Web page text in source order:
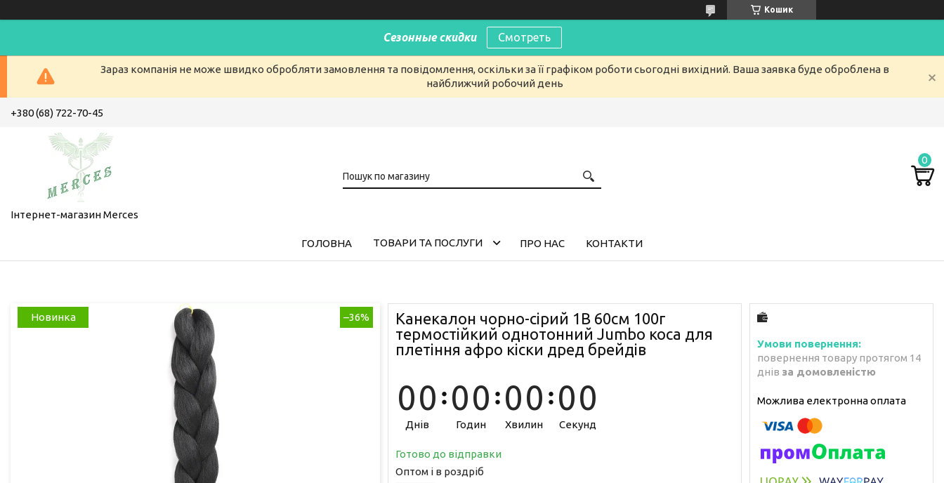
Кошик
Сезонные скидки Смотреть
Зараз компанія не може швидко обробляти замовлення та повідомлення, оскільки за її графіком роботи сьогодні вихідний. Ваша заявка буде оброблена в
найближчий робочий день
+380 (68) 722-70-45
Інтернет-магазин Merces
ГОЛОВНА ТОВАРИ ТА ПОСЛУГИ ПРО НАС КОНТАКТИ
Новинка –36%
Канекалон чорно-сірий 1В 60см 100г
термостійкий однотонний Jumbo коса для
плетіння афро кіски дред брейдів
00
Днів
00
Годин
00
Хвилин
00
Секунд
Готово до відправки
Оптом і в роздріб
повернення товару протягом 14
днів за домовленістю